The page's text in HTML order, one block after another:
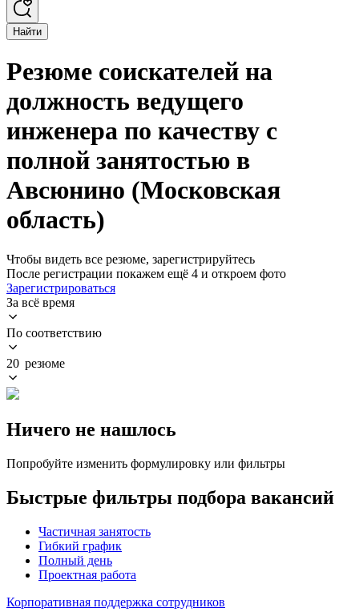
Найти
Резюме соискателей на
должность ведущего
инженера по качеству с
полной занятостью в
Авсюнино (Московская
область)
Чтобы видеть все резюме, зарегистрируйтесь
После регистрации покажем ещё 4 и откроем фото
Зарегистрироваться
За всё время
По соответствию
20 резюме
Ничего не нашлось
Попробуйте изменить формулировку или фильтры
Быстрые фильтры подбора вакансий
Частичная занятость
Гибкий график
Полный день
Проектная работа
Корпоративная поддержка сотрудников